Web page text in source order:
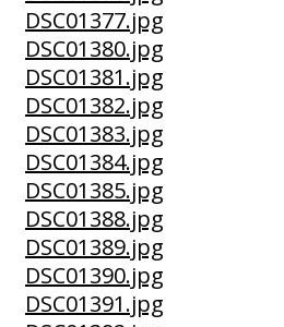
DSC01377.jpg
DSC01380.jpg
DSC01381.jpg
DSC01382.jpg
DSC01383.jpg
DSC01384.jpg
DSC01385.jpg
DSC01388.jpg
DSC01389.jpg
DSC01390.jpg
DSC01391.jpg